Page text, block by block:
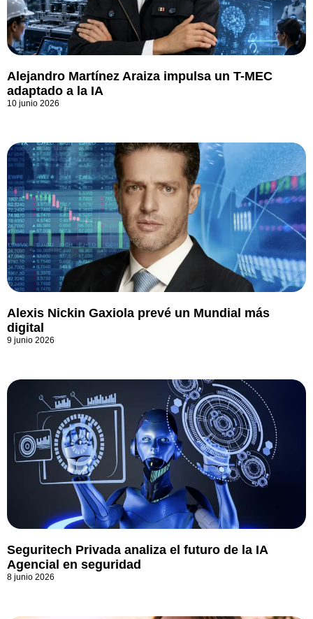
Alejandro Martínez Araiza impulsa un T-MEC
adaptado a la IA
10 junio 2026
Alexis Nickin Gaxiola prevé un Mundial más
digital
9 junio 2026
Seguritech Privada analiza el futuro de la IA
Agencial en seguridad
8 junio 2026